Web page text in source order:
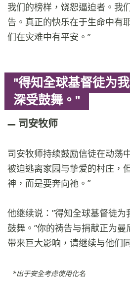
我们的榜样，饶恕逼迫者。我
告。真正的快乐在于生命中有
们在灾难中有平安。”
"得知全球基督徒为
深受鼓舞。"
司安牧师
司安牧师持续鼓励信徒在动荡
被迫逃离家园与挚爱的村庄，
神，而是要奔向祂。”
他继续说：”得知全球基督徒
鼓舞。”你的祷告与捐献正为
带来巨大影响，请继续与他们
*出于安全考虑使用化名